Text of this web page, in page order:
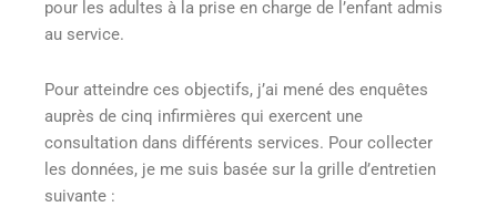
pour les adultes à la prise en charge de l’enfant admis
au service.
Pour atteindre ces objectifs, j’ai mené des enquêtes
auprès de cinq infirmières qui exercent une
consultation dans différents services. Pour collecter
les données, je me suis basée sur la grille d’entretien
suivante :